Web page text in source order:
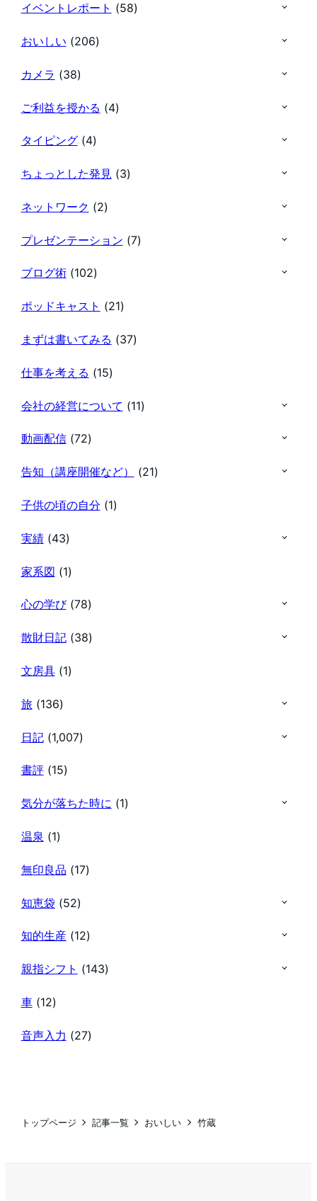
イベントレポート (58)
おいしい (206)
カメラ (38)
ご利益を授かる (4)
タイピング(4)
ちょっとした発見 (3)
ネットワーク (2)
プレゼンテーション (7)
ブログ術(102)
ポッドキャスト (21)
まずは書いてみる (37)
仕事を考える (15)
会社の経営について (11)
動画配信(72)
告知（講座開催など） (21)
子供の頃の自分 (1)
実績(43)
家系図 (1)
心の学び(78)
散財日記(38)
文房具(1)
旅 (136)
日記(1,007)
書評(15)
気分が落ちた時に (1)
温泉 (1)
無印良品 (17)
知恵袋 (52)
知的生産(12)
親指シフト (143)
車(12)
音声入力 (27)
トップページ 記事一覧 おいしい 竹蔵